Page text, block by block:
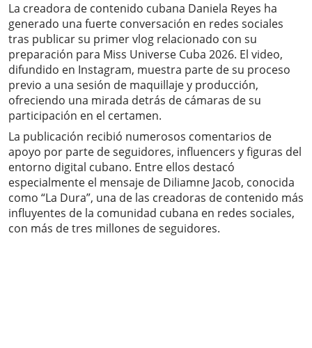
La creadora de contenido cubana Daniela Reyes ha
generado una fuerte conversación en redes sociales
tras publicar su primer vlog relacionado con su
preparación para Miss Universe Cuba 2026. El video,
difundido en Instagram, muestra parte de su proceso
previo a una sesión de maquillaje y producción,
ofreciendo una mirada detrás de cámaras de su
participación en el certamen.
La publicación recibió numerosos comentarios de
apoyo por parte de seguidores, influencers y figuras del
entorno digital cubano. Entre ellos destacó
especialmente el mensaje de Diliamne Jacob, conocida
como “La Dura”, una de las creadoras de contenido más
influyentes de la comunidad cubana en redes sociales,
con más de tres millones de seguidores.